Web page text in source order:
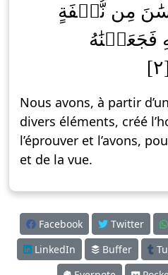
مِن نُّطۡفَةٍ
فَجَعَلۡنَٰهُ
Nous avons, à partir
divers éléments, créé
l’éprouver et l’avons,
et de la vue.
Facebook Twitter
LinkedIn
Buffer